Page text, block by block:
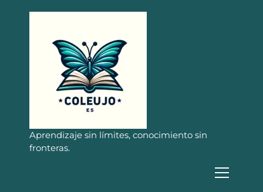
Aprendizaje sin límites, conocimiento sin
fronteras.